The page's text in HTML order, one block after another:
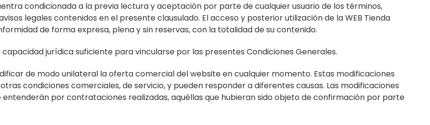
condicionada a la previa lectura y aceptación por parte de cualquier usuario de los términos,
legales contenidos en el presente clausulado. El acceso y posterior utilización de la WEB Tienda
de forma expresa, plena y sin reservas, con la totalidad de su contenido.
jurídica suficiente para vincularse por las presentes Condiciones Generales.
de modo unilateral la oferta comercial del website en cualquier momento. Estas modificaciones
condiciones comerciales, de servicio, y pueden responder a diferentes causas. Las modificaciones
por contrataciones realizadas, aquéllas que hubieran sido objeto de confirmación por parte